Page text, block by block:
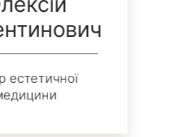
естетичної